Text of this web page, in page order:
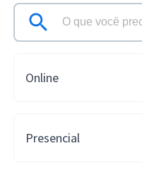
Online
Presencial